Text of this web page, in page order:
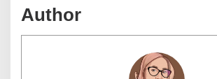
Author